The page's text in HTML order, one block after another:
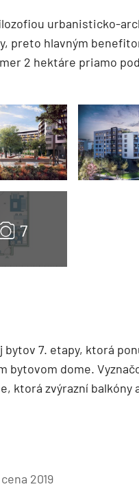
urbanisticko-
preto hlavným
2 hektáre priamo
7. etapy, ktorá
bytovom dome.
ktorá zvýrazní balkóny
2019